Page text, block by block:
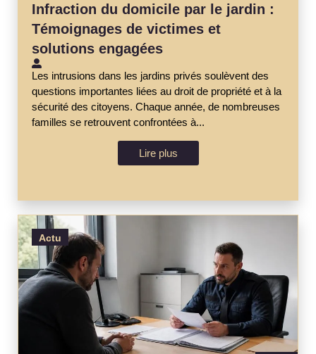
Infraction du domicile par le jardin :
Témoignages de victimes et
solutions engagées
Les intrusions dans les jardins privés soulèvent des
questions importantes liées au droit de propriété et à la
sécurité des citoyens. Chaque année, de nombreuses
familles se retrouvent confrontées à...
Lire plus
Actu